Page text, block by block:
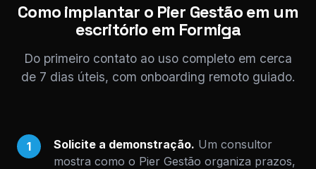
Como implantar o Pier Gestão em um
escritório em Formiga
Do primeiro contato ao uso completo em cerca
de 7 dias úteis, com onboarding remoto guiado.
1 Solicite a demonstração. Um consultor
mostra como o Pier Gestão organiza prazos,